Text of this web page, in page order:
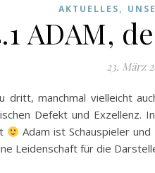
AKTUELLES,
ADAM,
23. März
manchmal vielleicht
Defekt und
Adam ist Schauspieler
Leidenschaft für die